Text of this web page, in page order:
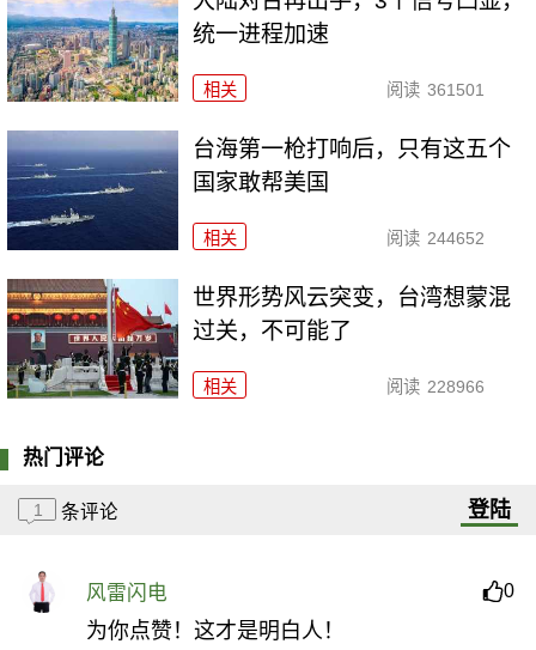
统一进程加速
相关 阅读 361501
台海第一枪打响后，只有这五个
国家敢帮美国
相关 阅读 244652
世界形势风云突变，台湾想蒙混
过关，不可能了
相关 阅读 228966
热门评论
1 条评论 登陆
风雷闪电 0
为你点赞！这才是明白人！